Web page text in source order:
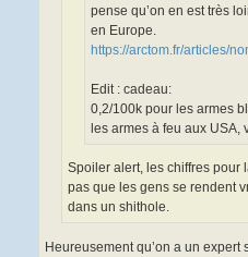
pense qu’on en est très
en Europe.
https://arctom.fr/articles/
Edit : cadeau:
0,2/100k pour les armes
les armes à feu aux
Spoiler alert, les chiffres pour
pas que les gens se rendent
dans un shithole.
Heureusement qu’on a un